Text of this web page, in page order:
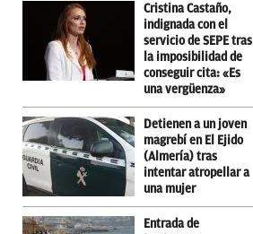
Cristina Castaño,
indignada con el
servicio de SEPE tras
la imposibilidad de
conseguir cita: «Es
una vergüenza»
Detienen a un joven
magrebí en El Ejido
(Almería) tras
intentar atropellar a
una mujer
Entrada de